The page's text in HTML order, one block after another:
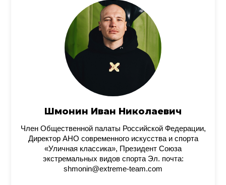
Шмонин Иван Николаевич
Член Общественной палаты Российской Федерации,
Директор АНО современного искусства и спорта
«Уличная классика», Президент Союза
экстремальных видов спорта Эл. почта:
shmonin@extreme-team.com